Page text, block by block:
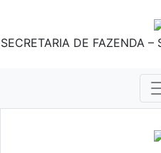
SECRETARIA DE FAZENDA –